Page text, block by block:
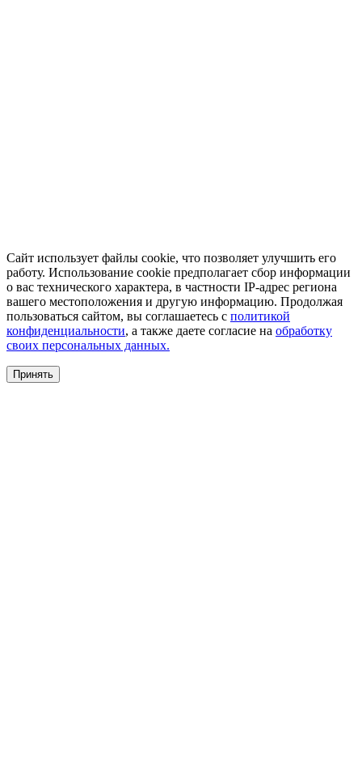
Сайт использует файлы cookie, что позволяет улучшить его
работу. Использование cookie предполагает сбор информации
о вас технического характера, в частности IP-адрес региона
вашего местоположения и другую информацию. Продолжая
пользоваться сайтом, вы соглашаетесь с политикой
конфиденциальности, а также даете согласие на обработку
своих персональных данных.
Принять